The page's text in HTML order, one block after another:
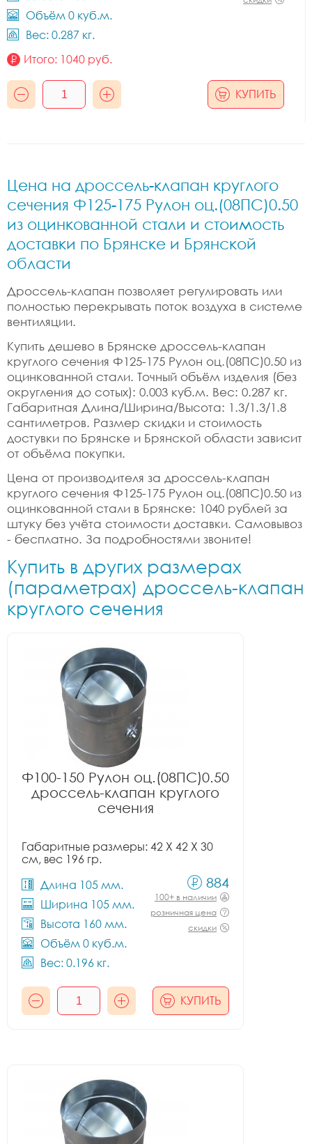
Объём 0 куб.м.
Вес: 0.287 кг.
Итого: 1040 руб.
КУПИТЬ
Цена на дроссель-клапан круглого
сечения Ф125-175 Рулон оц.(08ПС)0.50
из оцинкованной стали и стоимость
доставки по Брянске и Брянской
области
Дроссель-клапан позволяет регулировать или
полностью перекрывать поток воздуха в системе
вентиляции.
Купить дешево в Брянске дроссель-клапан
круглого сечения Ф125-175 Рулон оц.(08ПС)0.50 из
оцинкованной стали. Точный объём изделия (без
округления до сотых): 0.003 куб.м. Вес: 0.287 кг.
Габаритная Длина/Ширина/Высота: 1.3/1.3/1.8
сантиметров. Размер скидки и стоимость
достувки по Брянске и Брянской области зависит
от объёма покупки.
Цена от производителя за дроссель-клапан
круглого сечения Ф125-175 Рулон оц.(08ПС)0.50 из
оцинкованной стали в Брянске: 1040 рублей за
штуку без учёта стоимости доставки. Самовывоз
- бесплатно. За подробностями звоните!
Купить в других размерах
(параметрах) дроссель-клапан
круглого сечения
Ф100-150 Рулон оц.(08ПС)0.50
дроссель-клапан круглого
сечения
Габаритные размеры: 42 X 42 X 30
см, вес 196 гр.
Длина 105 мм.
Ширина 105 мм.
Высота 160 мм.
Объём 0 куб.м.
Вес: 0.196 кг.
884
100+ в наличии
розничная цена
скидки
КУПИТЬ